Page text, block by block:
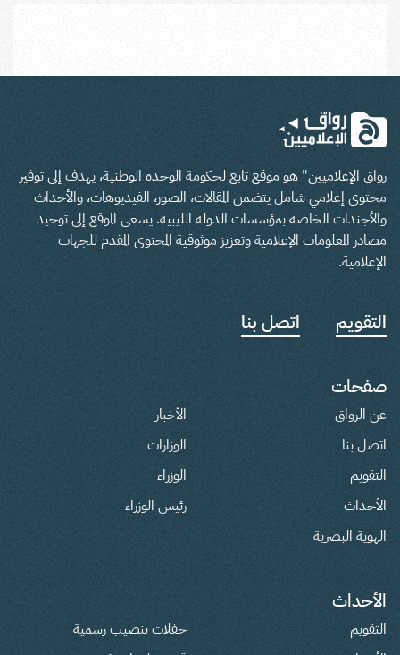
رواق الإعلاميين" هو موقع تابع لحكومة الوحدة الوطنية، يهدف إلى توفير
محتوى إعلامي شامل يتضمن المقالات، الصور، الفيديوهات، والأحداث
والأجندات الخاصة بمؤسسات الدولة الليبية. يسعى الموقع إلى توحيد
مصادر المعلومات الإعلامية وتعزيز موثوقية المحتوى المقدم للجهات
الإعلامية.
التقويم اتصل بنا
صفحات
عن الرواق
اتصل بنا
التقويم
الأحداث
الهوية البصرية
الأخبار
الوزارات
الوزراء
رئيس الوزراء
الأحداث
التقويم
حفلات تنصيب رسمية